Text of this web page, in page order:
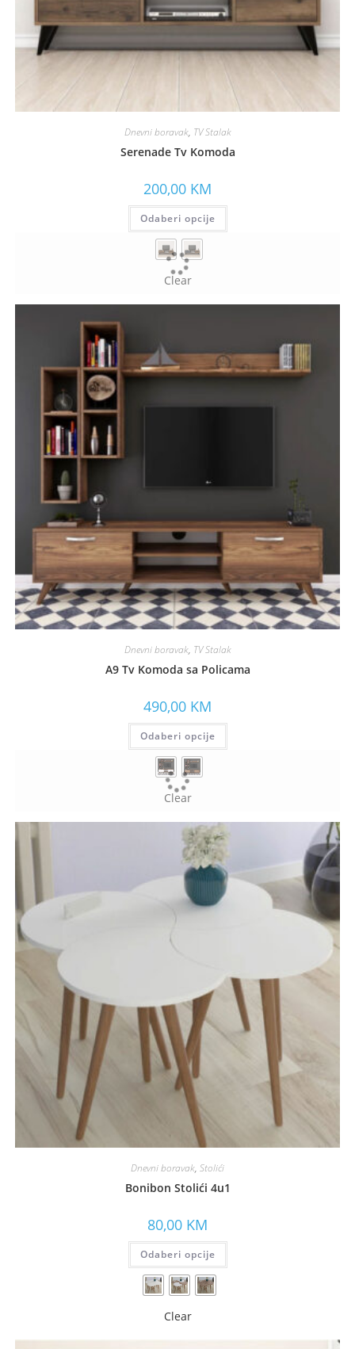
Dnevni boravak, TV Stalak
Serenade Tv Komoda
200,00 KM
Odaberi opcije
Clear
Dnevni boravak, TV Stalak
A9 Tv Komoda sa Policama
490,00 KM
Odaberi opcije
Clear
Dnevni boravak, Stolići
Bonibon Stolići 4u1
80,00 KM
Odaberi opcije
Clear